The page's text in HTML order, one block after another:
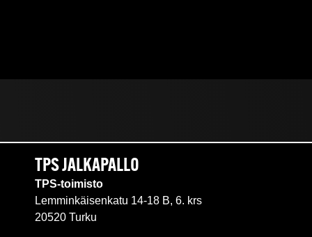
TPS JALKAPALLO
TPS-toimisto
Lemminkäisenkatu 14-18 B, 6. krs
20520 Turku